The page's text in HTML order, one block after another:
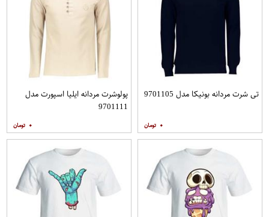
تی شرت مردانه بونیکا مدل 9701105
۰
پولوشرت مردانه ایلیا اسپورت مدل
9701111
۰